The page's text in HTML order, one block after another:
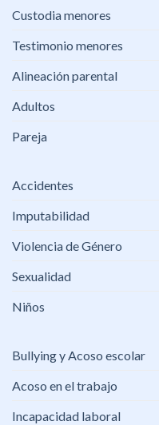
Custodia menores
Testimonio menores
Alineación parental
Adultos
Pareja
Accidentes
Imputabilidad
Violencia de Género
Sexualidad
Niños
Bullying y Acoso escolar
Acoso en el trabajo
Incapacidad laboral